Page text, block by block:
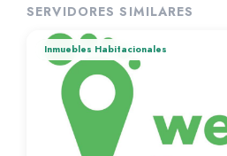
SERVIDORES SIMILARES
Inmuebles Habitacionales